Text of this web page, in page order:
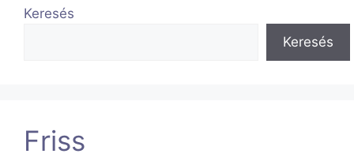
Keresés
Keresés
Friss